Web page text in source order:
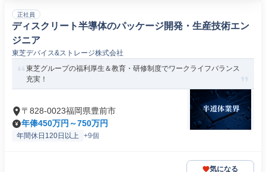
正社員
ディスクリート半導体のパッケージ開発・生産技術エン
ジニア
東芝デバイス&ストレージ株式会社
東芝グループの福利厚生＆教育・研修制度でワークライフバランス
充実！
〒828-0023福岡県豊前市
年俸450万円～750万円
年間休日120日以上 +9個
気になる